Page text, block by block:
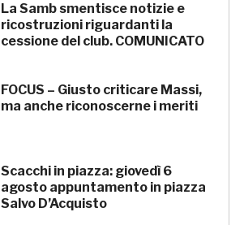
La Samb smentisce notizie e
ricostruzioni riguardanti la
cessione del club. COMUNICATO
FOCUS – Giusto criticare Massi,
ma anche riconoscerne i meriti
Scacchi in piazza: giovedì 6
agosto appuntamento in piazza
Salvo D’Acquisto